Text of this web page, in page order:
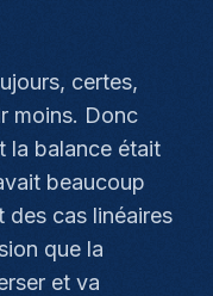
certes,
moins. Donc
la balance était
beaucoup
des cas linéaires
que la
et va